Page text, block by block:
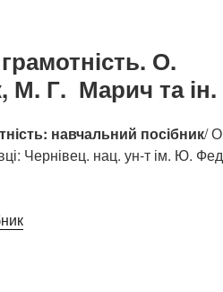
О.
М. Г. Марич та ін.
навчальний посібник/
Чернівец. нац. ун-т ім. Ю.